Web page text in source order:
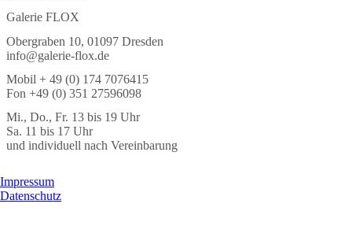
Galerie FLOX
Obergraben 10, 01097 Dresden
info@galerie-flox.de
Mobil + 49 (0) 174 7076415
Fon +49 (0) 351 27596098
Mi., Do., Fr. 13 bis 19 Uhr
Sa. 11 bis 17 Uhr
und individuell nach Vereinbarung
Navigation
überspringen
Impressum
Datenschutz